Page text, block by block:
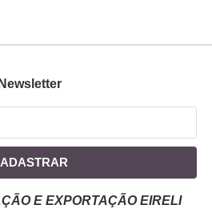
Newsletter
E EXPORTAÇÃO EIRELI